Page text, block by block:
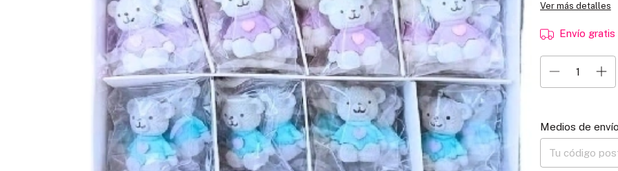
Ver más detalles
Envío gratis
Entregas para el
Medios de envío